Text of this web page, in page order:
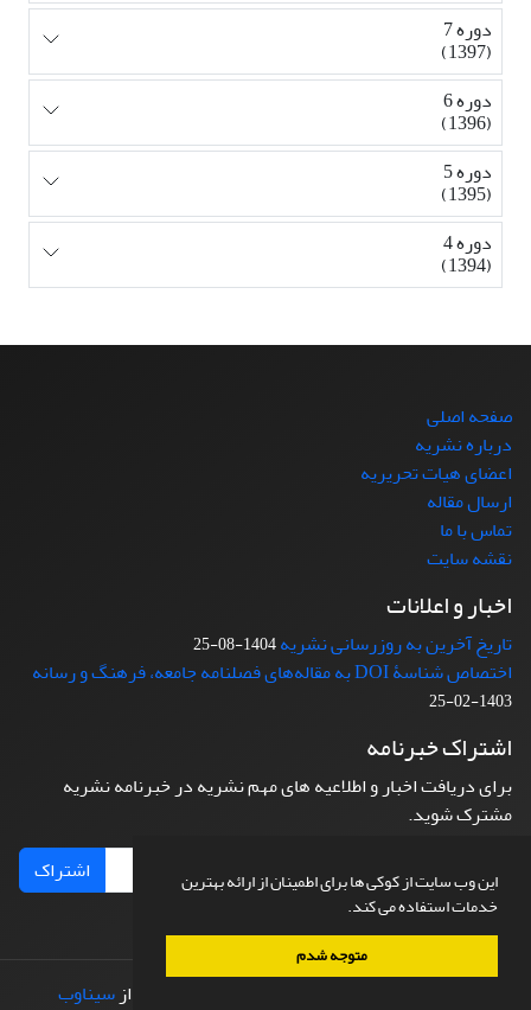
این وب سایت از کوکی ها برای اطمینان از ارائه بهترین
خدمات استفاده می کند.
متوجه شدم
دوره 7
(1397)
دوره 6
(1396)
دوره 5
(1395)
دوره 4
(1394)
صفحه اصلی
درباره نشریه
اعضای هیات تحریریه
ارسال مقاله
تماس با ما
نقشه سایت
اخبار و اعلانات
تاریخ آخرین به روزرسانی نشریه1404-08-25
اختصاص شناسۀ DOI به مقاله‌های فصلنامه جامعه، فرهنگ و رسانه
1403-02-25
اشتراک خبرنامه
برای دریافت اخبار و اطلاعیه های مهم نشریه در خبرنامه نشریه
مشترک شوید.
اشتراک
طراحی و پیاده سازی از سیناوب